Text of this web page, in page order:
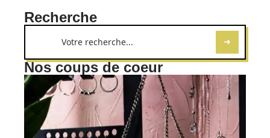
Recherche
Nos coups de coeur